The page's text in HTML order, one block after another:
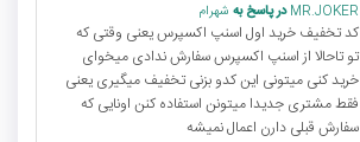
MR.JOKER در پاسخ به شهرام
کد تخفیف خرید اول اسنپ اکسپرس یعنی وقتی که
تو تاحالا از اسنپ اکسپرس سفارش ندادی میخوای
خرید کنی میتونی این کدو بزنی تخفیف میگیری یعنی
فقط مشتری جدیدا میتونن استفاده کنن اونایی که
سفارش قبلی دارن اعمال نمیشه